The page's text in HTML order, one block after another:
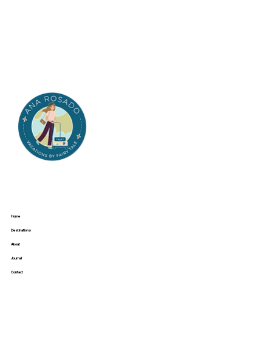
Home
Destinations
About
Journal
Contact